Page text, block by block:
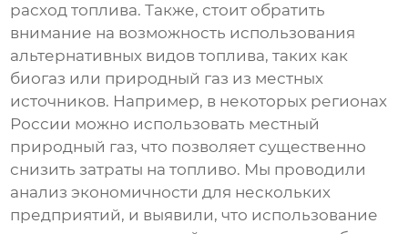
расход топлива. Также, стоит обратить
внимание на возможность использования
альтернативных видов топлива, таких как
биогаз или природный газ из местных
источников. Например, в некоторых регионах
России можно использовать местный
природный газ, что позволяет существенно
снизить затраты на топливо. Мы проводили
анализ экономичности для нескольких
предприятий, и выявили, что использование